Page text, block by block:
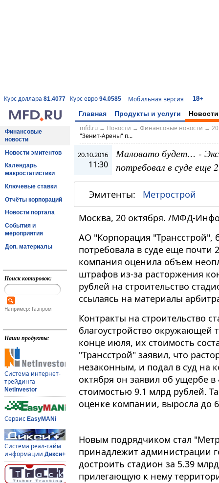
Курс доллара 81.4077 Курс евро 94.0585 Мобильная версия 18+
Главная Продукты и услуги Новости
Финансовые
новости
Новости эмитентов
Календарь
макростатистики
Ключевые ставки
Отчёты корпораций
Новости портала
События и
мероприятия
Доп. материалы
Поиск котировок:
Например: Газпром
Наши продукты:
Система интернет-
трейдинга
NetInvestor
Сервис EasyMANi
Система реал-тайм
информации Дикси+
mfd.ru→ Новости → Финансовые новости →
"Зенит-Арены" п...
20.10.2016
11:30
Маловато будет… -
потребовал в суде еще
Эмитенты: Метрострой
Москва, 20 октября. /МФД-
АО "Корпорация
потребовала в суде еще почти
компания оценила объем
штрафов из-за расторжения
рублей на строительство
ссылаясь на материалы
Контракты на строительство
благоустройство окружающей
конце июля, их стоимость
"Трансстрой" заявил, что
незаконным, и подал в суд на
октября он заявил об ущербе
стоимостью 9.1 млрд рублей.
оценке компании, выросла до
Новым подрядчиком стал
принадлежит администрации
достроить стадион за 5.39
прилегающую к нему